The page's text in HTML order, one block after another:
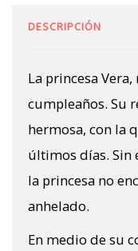
DESCRIPCIÓN
La princesa
cumpleaños. Su
hermosa, con la
últimos días. Sin
la princesa no
anhelado.
En medio de su